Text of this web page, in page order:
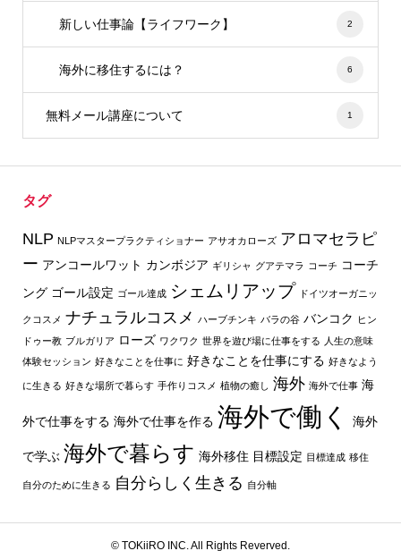
新しい仕事論【ライフワーク】 2
海外に移住するには？ 6
無料メール講座について 1
タグ
NLP NLPマスタープラクティショナー アサオカローズ アロマセラピ
ー アンコールワット カンボジア ギリシャ グアテマラ コーチ コーチ
ング ゴール設定 ゴール達成 シェムリアップ ドイツオーガニッ
クコスメ ナチュラルコスメ ハーブチンキ バラの谷 バンコク
ヒン
ドゥー教 ブルガリア ローズ ワクワク 世界を遊び場に仕事をする
人生の意味
体験セッション 好きなことを仕事に 好きなことを仕事にする 好きなよう
に生きる 好きな場所で暮らす 手作りコスメ 植物の癒し 海外 海外で仕事 海
外で仕事をする 海外で仕事を作る 海外で働く 海外
で学ぶ 海外で暮らす 海外移住 目標設定 目標達成 移住
自分のために生きる 自分らしく生きる 自分軸
© TOKiiRO INC. All Rights Reverved.